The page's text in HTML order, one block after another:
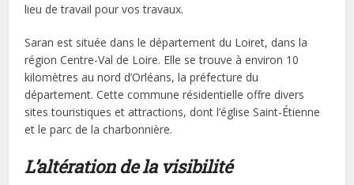
lieu de travail pour vos travaux.
Saran est située dans le département du Loiret, dans la
région Centre-Val de Loire. Elle se trouve à environ 10
kilomètres au nord d’Orléans, la préfecture du
département. Cette commune résidentielle offre divers
sites touristiques et attractions, dont l’église Saint-Étienne
et le parc de la charbonnière.
L’altération de la visibilité